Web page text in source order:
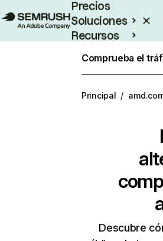
Precios
Soluciones
Recursos
Comprueba el
Principal /
Descubre